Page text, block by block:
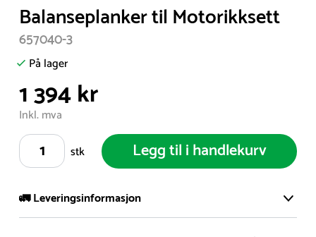
1
of
1
Balanseplanker til Motorikksett
657040-3
På lager
1 394 kr
Inkl. mva
stk
Legg til i handlekurv
🚛 Leveringsinformasjon